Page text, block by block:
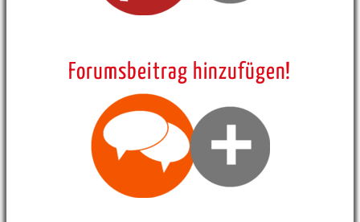
Forumsbeitrag hinzufügen!